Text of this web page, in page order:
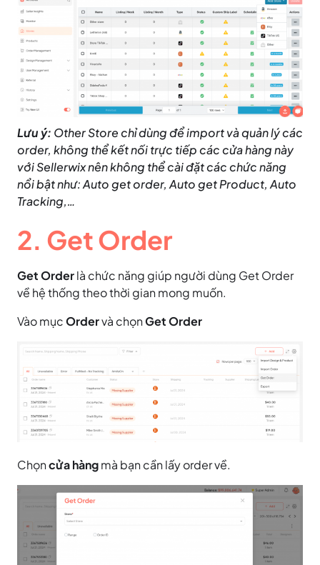
Lưu ý: Other Store chỉ dùng để import và quản lý các
order, không thể kết nối trực tiếp các cửa hàng này
với Sellerwix nên không thể cài đặt các chức năng
nổi bật như: Auto get order, Auto get Product, Auto
Tracking,…
2. Get Order
Get Orderlà chức năng giúp người dùng Get Order
về hệ thống theo thời gian mong muốn.
Vào mụcOrdervà chọnGet Order
Chọncửa hàngmà bạn cần lấy order về.